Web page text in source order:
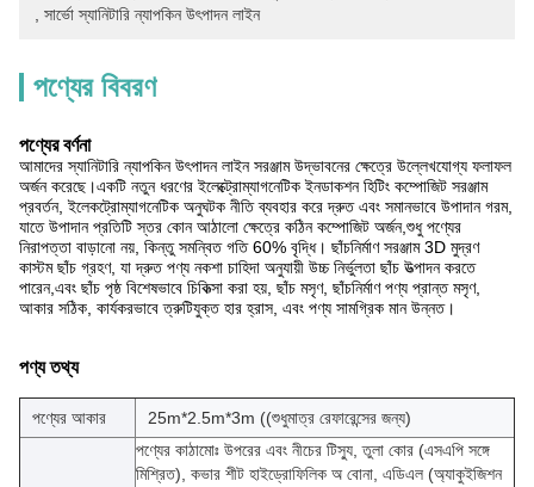
সার্ভো স্যানিটারি ন্যাপকিন উৎপাদন লাইন
পণ্যের বিবরণ
পণ্যের বর্ণনা
আমাদের স্যানিটারি ন্যাপকিন উৎপাদন লাইন সরঞ্জাম উদ্ভাবনের ক্ষেত্রে উল্লেখযোগ্য ফলাফল
অর্জন করেছে।একটি নতুন ধরণের ইলেক্ট্রোম্যাগনেটিক ইনডাকশন হিটিং কম্পোজিট সরঞ্জাম
প্রবর্তন, ইলেকট্রোম্যাগনেটিক অনুঘটক নীতি ব্যবহার করে দ্রুত এবং সমানভাবে উপাদান গরম,
যাতে উপাদান প্রতিটি স্তর কোন আঠালো ক্ষেত্রে কঠিন কম্পোজিট অর্জন,শুধু পণ্যের
নিরাপত্তা বাড়ানো নয়, কিন্তু সমন্বিত গতি 60% বৃদ্ধি। ছাঁচনির্মাণ সরঞ্জাম 3D মুদ্রণ
কাস্টম ছাঁচ গ্রহণ, যা দ্রুত পণ্য নকশা চাহিদা অনুযায়ী উচ্চ নির্ভুলতা ছাঁচ উত্পাদন করতে
পারেন,এবং ছাঁচ পৃষ্ঠ বিশেষভাবে চিকিত্সা করা হয়, ছাঁচ মসৃণ, ছাঁচনির্মাণ পণ্য প্রান্ত মসৃণ,
আকার সঠিক, কার্যকরভাবে ত্রুটিযুক্ত হার হ্রাস, এবং পণ্য সামগ্রিক মান উন্নত।
পণ্য তথ্য
পণ্যের আকার 25m*2.5m*3m ((শুধুমাত্র রেফারেন্সের জন্য)
পণ্যের কাঠামোঃ উপরের এবং নীচের টিস্যু, তুলা কোর (এসএপি সঙ্গে
মিশ্রিত), কভার শীট হাইড্রোফিলিক অ বোনা, এডিএল (অ্যাকুইজিশন